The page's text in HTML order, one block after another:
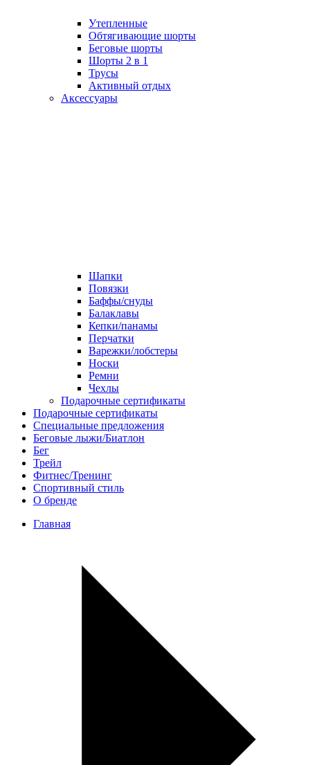
Утепленные
Обтягивающие шорты
Беговые шорты
Шорты 2 в 1
Трусы
Активный отдых
Аксессуары
Шапки
Повязки
Баффы/снуды
Балаклавы
Кепки/панамы
Перчатки
Варежки/лобстеры
Носки
Ремни
Чехлы
Подарочные сертификаты
Подарочные сертификаты
Специальные предложения
Беговые лыжи/Биатлон
Бег
Трейл
Фитнес/Тренинг
Спортивный стиль
О бренде
Главная